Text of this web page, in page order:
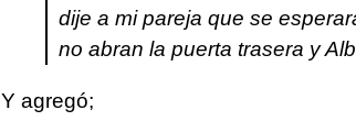
dije a mi pareja que se
no abran la puerta trasera y
Y agregó;